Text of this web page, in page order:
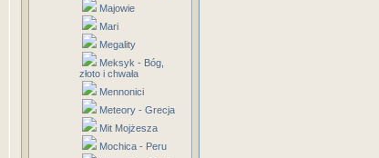
Majowie
Mari
Megality
Meksyk - Bóg,
złoto i chwała
Mennonici
Meteory - Grecja
Mit Mojżesza
Mochica - Peru